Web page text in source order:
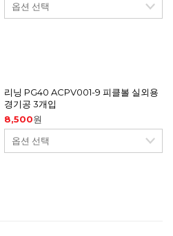
리닝 PG40 ACPV001-9 피클볼 실외용
경기공 3개입
8,500원